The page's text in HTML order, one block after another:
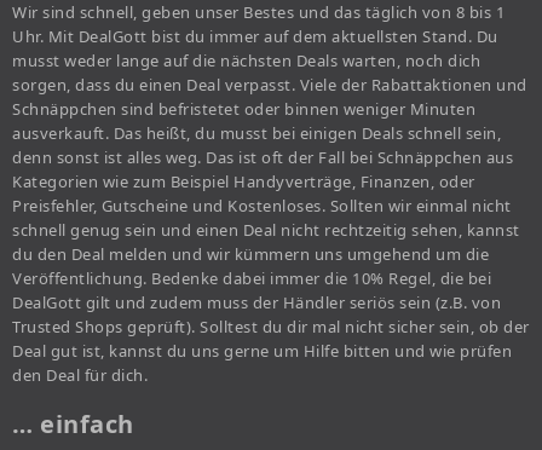
Wir sind schnell, geben unser Bestes und das täglich von 8 bis 1
Uhr. Mit DealGott bist du immer auf dem aktuellsten Stand. Du
musst weder lange auf die nächsten Deals warten, noch dich
sorgen, dass du einen Deal verpasst. Viele der Rabattaktionen und
Schnäppchen sind befristetet oder binnen weniger Minuten
ausverkauft. Das heißt, du musst bei einigen Deals schnell sein,
denn sonst ist alles weg. Das ist oft der Fall bei Schnäppchen aus
Kategorien wie zum Beispiel Handyverträge, Finanzen, oder
Preisfehler, Gutscheine und Kostenloses. Sollten wir einmal nicht
schnell genug sein und einen Deal nicht rechtzeitig sehen, kannst
du den Deal melden und wir kümmern uns umgehend um die
Veröffentlichung. Bedenke dabei immer die 10% Regel, die bei
DealGott gilt und zudem muss der Händler seriös sein (z.B. von
Trusted Shops geprüft). Solltest du dir mal nicht sicher sein, ob der
Deal gut ist, kannst du uns gerne um Hilfe bitten und wie prüfen
den Deal für dich.
… einfach